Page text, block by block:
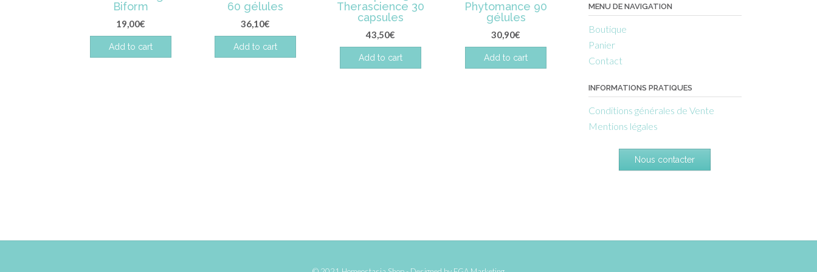
Biform
19,00€
Add to cart
60 gélules
36,10€
Add to cart
Therascience 30
capsules
43,50€
Add to cart
Phytomance 90
gélules
30,90€
Add to cart
MENU DE NAVIGATION
Boutique
Panier
Contact
INFORMATIONS PRATIQUES
Conditions générales de Vente
Mentions légales
Nous contacter